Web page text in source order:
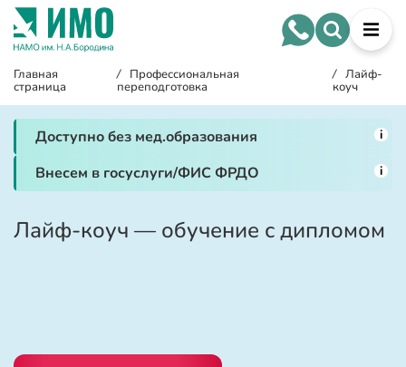
Главная
страница
/ Профессиональная
переподготовка
/ Лайф-
коуч
Доступно без мед.образования i
Внесем в госуслуги/ФИС ФРДО i
Лайф-коуч — обучение с дипломом